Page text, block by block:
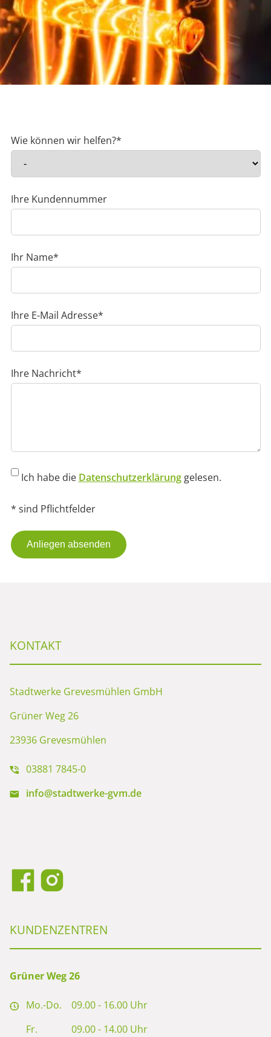
Pflichtfeld
Wie können wir helfen?*
Ihre Kundennummer
Pflichtfeld
Ihr Name*
Pflichtfeld
Ihre E-Mail Adresse*
Pflichtfeld
Ihre Nachricht*
Ich habe die Datenschutzerklärunggelesen.
* sind Pflichtfelder
Anliegen absenden
KONTAKT
Stadtwerke Grevesmühlen GmbH
Grüner Weg 26
23936 Grevesmühlen
03881 7845-0
info@stadtwerke-gvm.de
KUNDENZENTREN
Grüner Weg 26
Mo.-Do. 09.00 - 16.00 Uhr
Fr.
09.00 - 14.00 Uhr